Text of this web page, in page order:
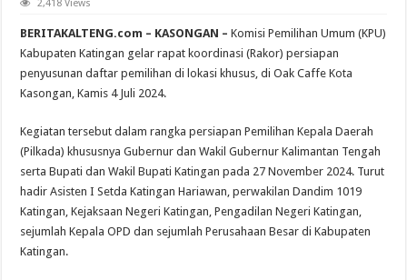
2,418 Views
BERITAKALTENG.com – KASONGAN – Komisi Pemilihan Umum (KPU)
Kabupaten Katingan gelar rapat koordinasi (Rakor) persiapan
penyusunan daftar pemilihan di lokasi khusus, di Oak Caffe Kota
Kasongan, Kamis 4 Juli 2024.
Kegiatan tersebut dalam rangka persiapan Pemilihan Kepala Daerah
(Pilkada) khususnya Gubernur dan Wakil Gubernur Kalimantan Tengah
serta Bupati dan Wakil Bupati Katingan pada 27 November 2024. Turut
hadir Asisten I Setda Katingan Hariawan, perwakilan Dandim 1019
Katingan, Kejaksaan Negeri Katingan, Pengadilan Negeri Katingan,
sejumlah Kepala OPD dan sejumlah Perusahaan Besar di Kabupaten
Katingan.